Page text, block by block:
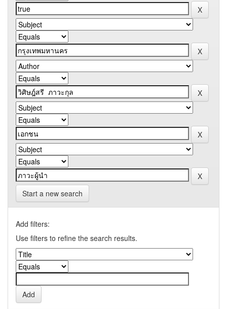
Start a new search
Add filters:
Use filters to refine the search results.